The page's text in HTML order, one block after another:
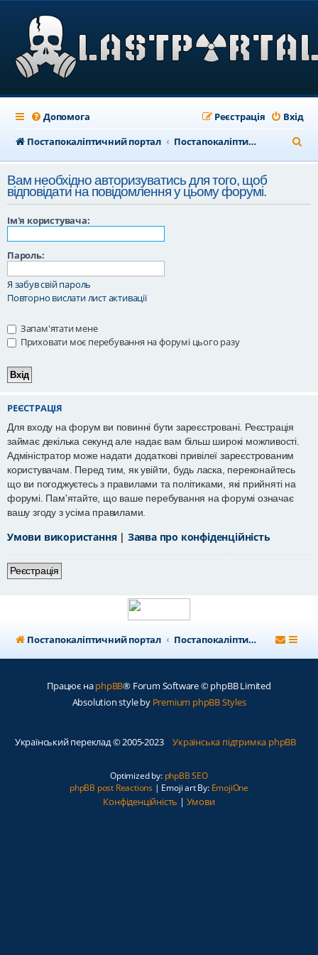
Допомога Вхід
Реєстрація
Постапокаліптичний портал
Постапокаліптичний форум
о
у
Вам необхідно авторизуватись для того, щоб
відповідати на повідомлення у цьому форумі.
Ім'я користувача:
Пароль:
Я забув свій пароль
Повторно вислати лист активації
Запам'ятати мене
Приховати моє перебування на форумі цього разу
РЕЄСТРАЦІЯ
Для входу на форум ви повинні бути зареєстровані. Реєстрація
займає декілька секунд але надає вам більш широкі можливості.
Адміністратор може надати додаткові привілеї зареєстрованим
користувачам. Перед тим, як увійти, будь ласка, переконайтесь
що ви погоджуєтесь з правилами та політиками, які прийняті на
форумі. Пам'ятайте, що ваше перебування на форумі означає
вашу згоду з усіма правилами.
Умови використання| Заява про конфіденційність
Реєстрація
Постапокаліптичний портал Постапокаліптичний форум
Працює наphpBB® Forum Software © phpBB Limited
Absolution style by Premium phpBB Styles
Український переклад © 2005-2023 Українська підтримка phpBB
Optimized by: phpBB SEO
phpBB post Reactions| Emoji art By: EmojiOne
Конфіденційність | Умови